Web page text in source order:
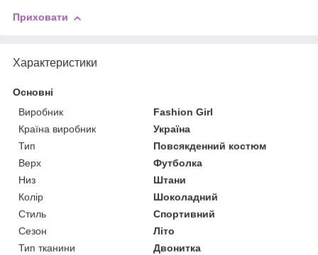
Приховати
Характеристики
Основні
Виробник
Fashion Girl
Країна виробник
Україна
Тип
Повсякденний костюм
Верх
Футболка
Низ
Штани
Колір
Шоколадний
Стиль
Спортивний
Сезон
Літо
Тип тканини
Двонитка